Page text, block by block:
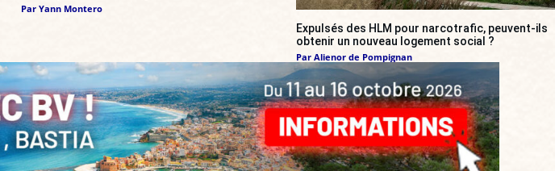
Par Yann Montero
Expulsés des HLM pour narcotrafic, peuvent-ils
obtenir un nouveau logement social ?
Par Alienor de Pompignan